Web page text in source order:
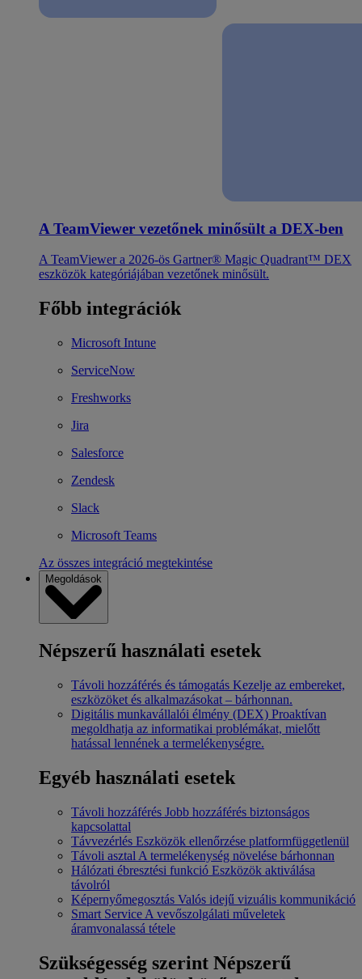
A TeamViewer vezetőnek minősült a DEX-ben
A TeamViewer a 2026-ös Gartner® Magic Quadrant™ DEX
eszközök kategóriájában vezetőnek minősült.
Főbb integrációk
Microsoft Intune
ServiceNow
Freshworks
Jira
Salesforce
Zendesk
Slack
Microsoft Teams
Az összes integráció megtekintése
Megoldások
Népszerű használati esetek
Távoli hozzáférés és támogatás Kezelje az embereket,
eszközöket és alkalmazásokat – bárhonnan.
Digitális munkavállalói élmény (DEX) Proaktívan
megoldhatja az informatikai problémákat, mielőtt
hatással lennének a termelékenységre.
Egyéb használati esetek
Távoli hozzáférés Jobb hozzáférés biztonságos
kapcsolattal
Távvezérlés Eszközök ellenőrzése platformfüggetlenül
Távoli asztal A termelékenység növelése bárhonnan
Hálózati ébresztési funkció Eszközök aktiválása
távolról
Képernyőmegosztás Valós idejű vizuális kommunikáció
Smart Service A vevőszolgálati műveletek
áramvonalassá tétele
Szükségesség szerint Népszerű